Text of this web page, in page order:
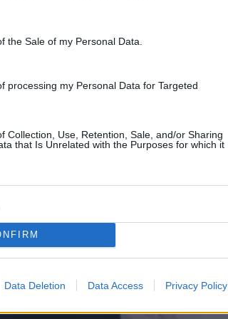
the Sale of my Personal Data.
processing my Personal Data for Targeted
Collection, Use, Retention, Sale, and/or Sharing
that Is Unrelated with the Purposes for which it
Data Deletion Data Access Privacy Policy